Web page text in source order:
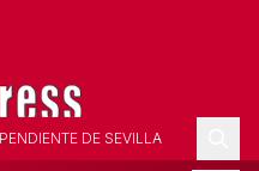
DE SEVILLA